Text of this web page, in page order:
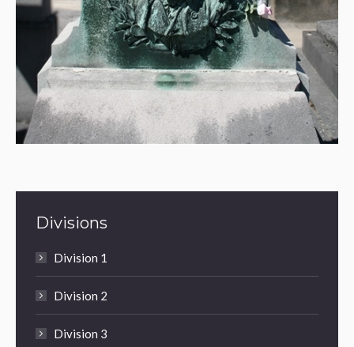
Divisions
Division 1
Division 2
Division 3